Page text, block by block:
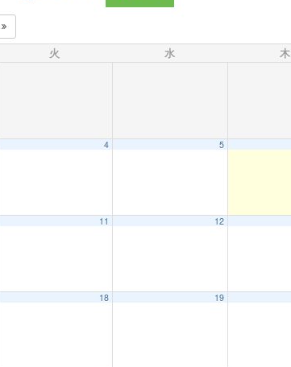
火 水 木
4 5
11 12
18 19